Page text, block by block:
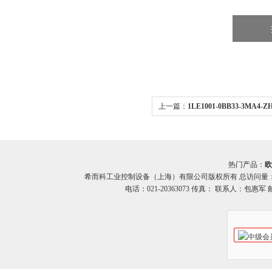
上一篇： 1LE1001-0BB33-3MA4-
热门产品：
希而科工业控制设备（上海）有限公司版权所有 总访问量
电话：021-20363073 传真： 联系人：包惠军